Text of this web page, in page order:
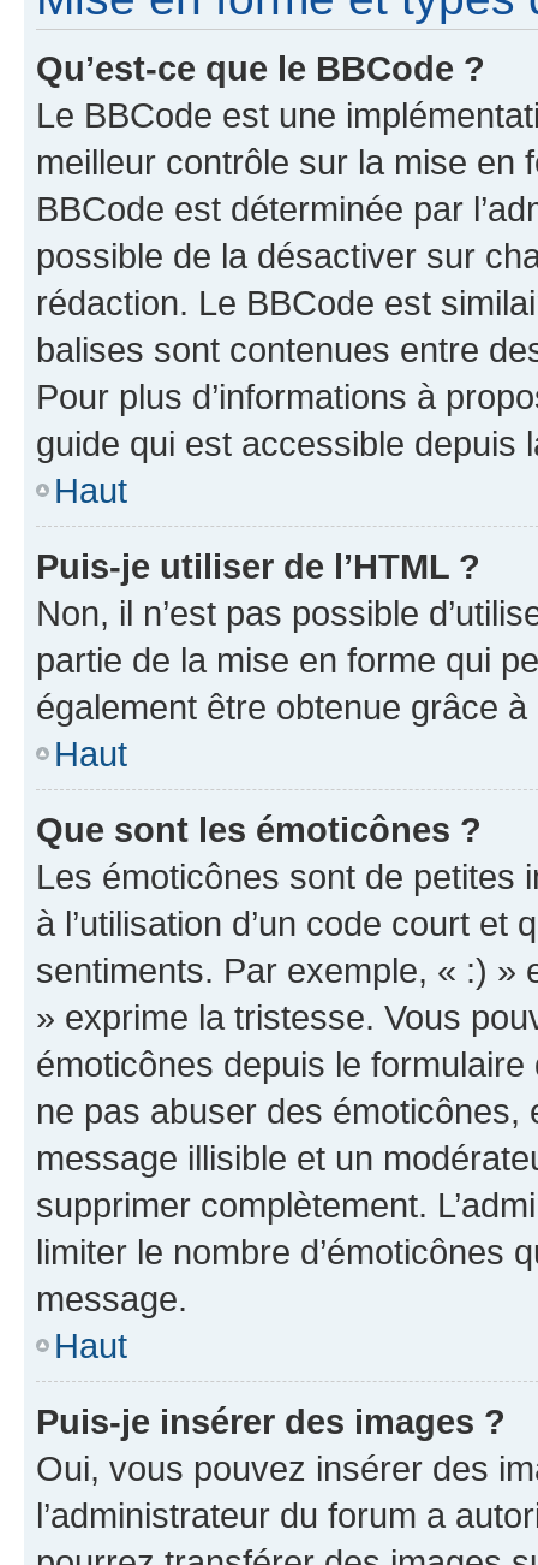
Qu’est-ce que le BBCode ?
Le BBCode est une
meilleur contrôle sur la mise en
BBCode est déterminée par
possible de la désactiver sur
rédaction. Le BBCode est
balises sont contenues entre
Pour plus d’informations à
guide qui est accessible depuis
Haut
Puis-je utiliser de l’HTML ?
Non, il n’est pas possible
partie de la mise en forme qui
également être obtenue grâce à
Haut
Que sont les émoticônes ?
Les émoticônes sont de petites
à l’utilisation d’un code court et
sentiments. Par exemple, « :) »
» exprime la tristesse. Vous
émoticônes depuis le
ne pas abuser des
message illisible et un
supprimer complètement.
limiter le nombre d’émoticônes
message.
Haut
Puis-je insérer des images ?
Oui, vous pouvez insérer des
l’administrateur du forum a